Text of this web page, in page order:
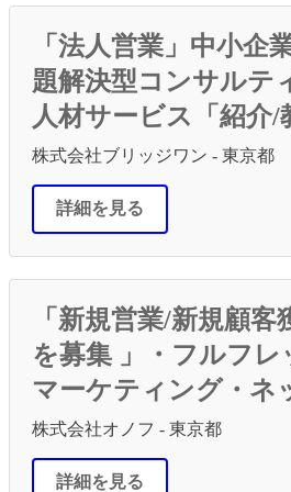
「法人営業」中小企
題解決型コンサルテ
人材サービス「紹介/
株式会社ブリッジワン - 東京都
詳細を見る
「新規営業/新規顧客
を募集 」・フルフレ
マーケティング・ネ
株式会社オノフ - 東京都
詳細を見る